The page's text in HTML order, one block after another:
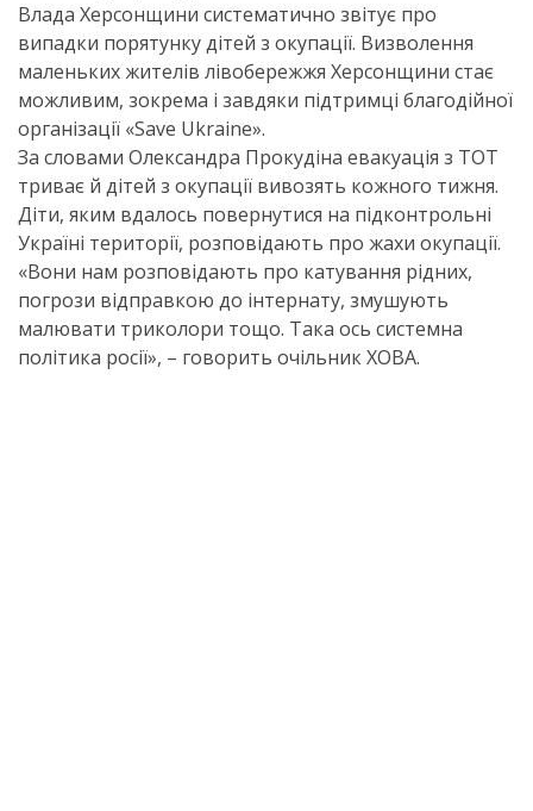
Влада Херсонщини систематично звітує про
випадки порятунку дітей з окупації. Визволення
маленьких жителів лівобережжя Херсонщини стає
можливим, зокрема і завдяки підтримці благодійної
організації «Save Ukraine».
За словами Олександра Прокудіна евакуація з ТОТ
триває й дітей з окупації вивозять кожного тижня.
Діти, яким вдалось повернутися на підконтрольні
Україні території, розповідають про жахи окупації.
«Вони нам розповідають про катування рідних,
погрози відправкою до інтернату, змушують
малювати триколори тощо. Така ось системна
політика росії», – говорить очільник ХОВА.